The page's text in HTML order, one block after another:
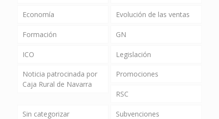
Economía Evolución de las ventas
Formación GN
ICO Legislación
Noticia patrocinada por
Caja Rural de Navarra
Promociones
RSC
Sin categorizar Subvenciones